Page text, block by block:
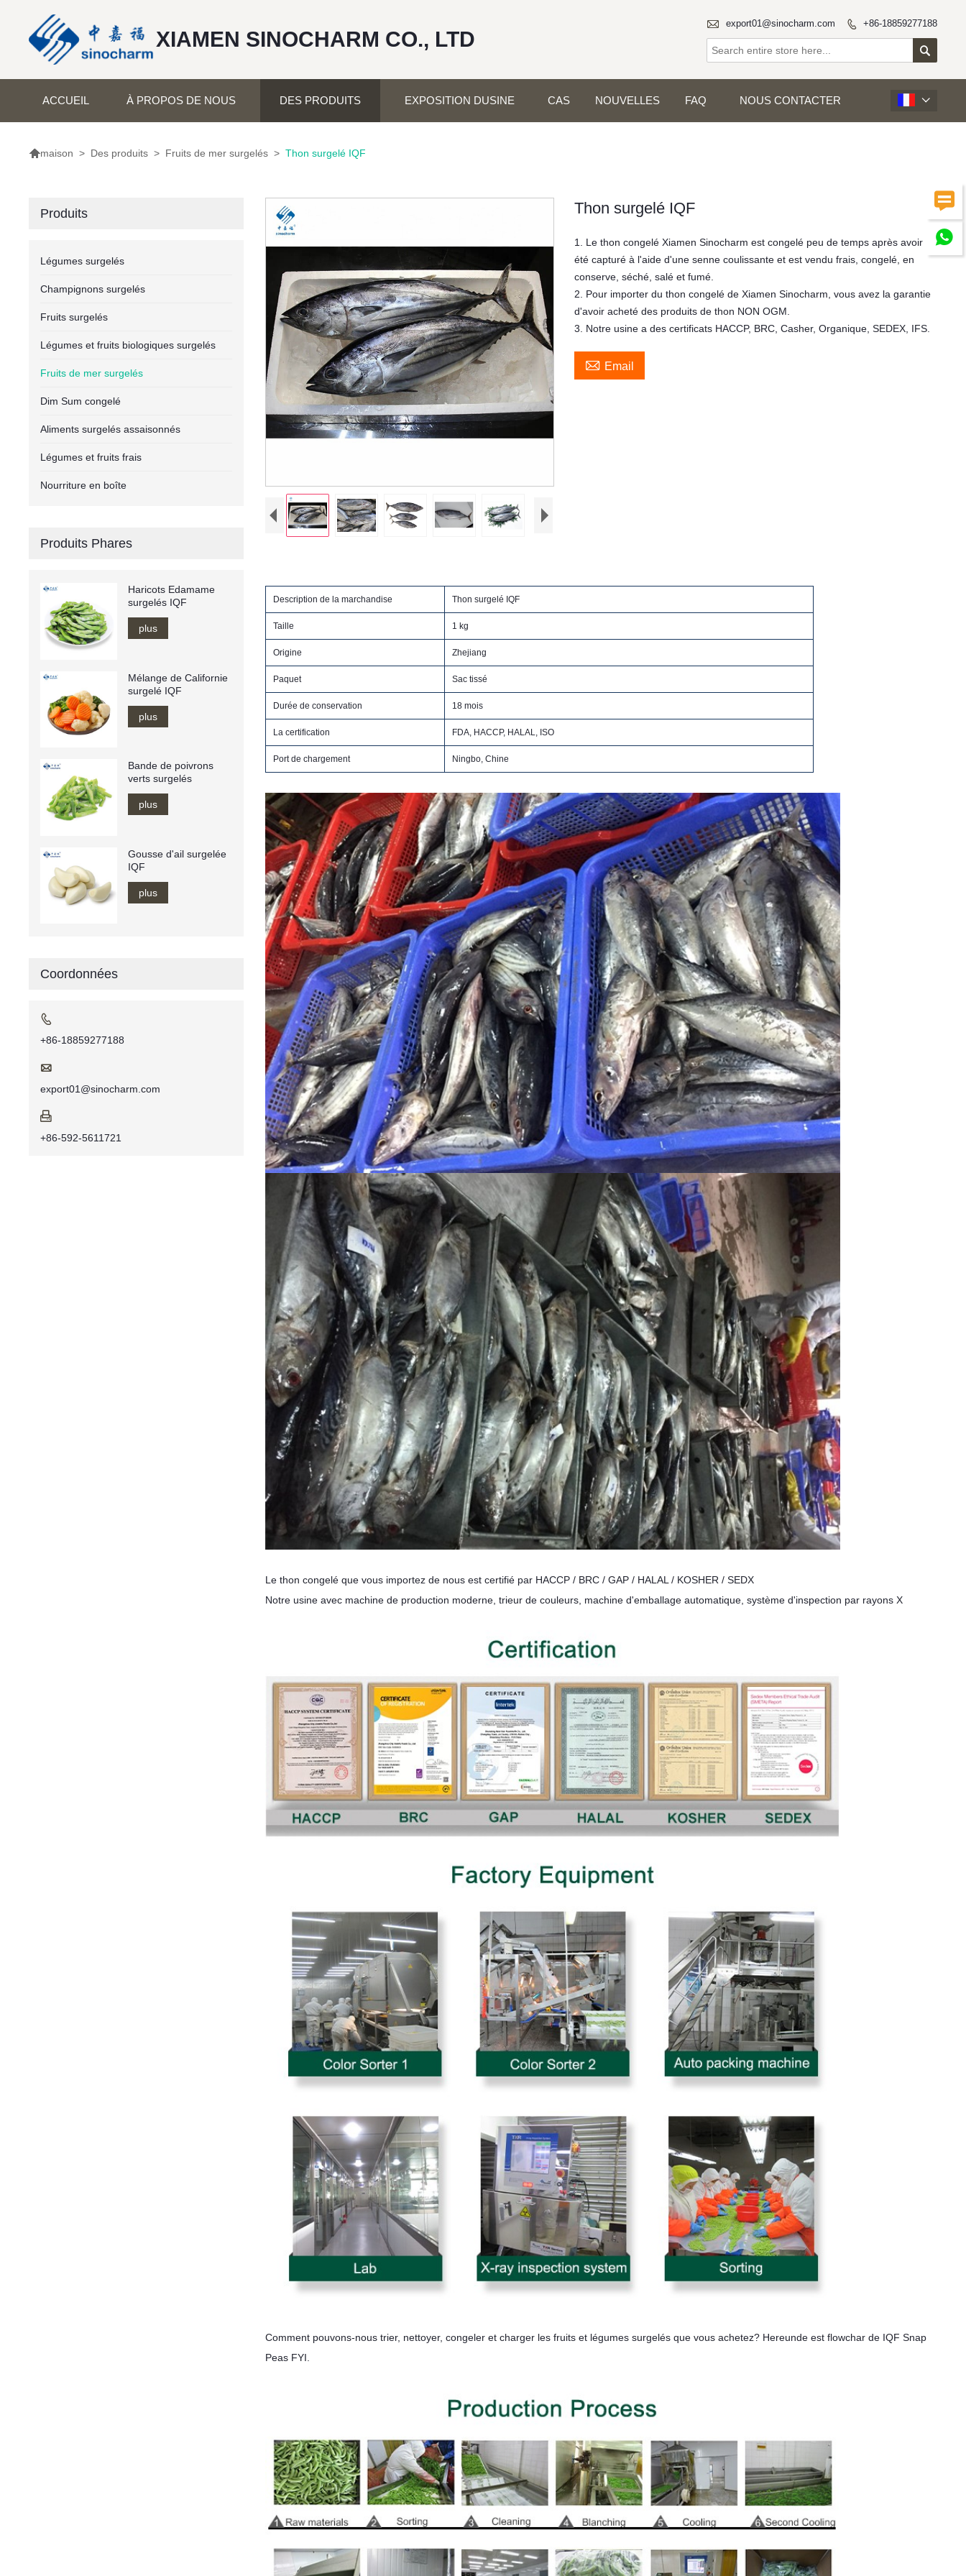


XIAMEN SINOCHARM CO., LTD
 export01@sinocharm.com  +86-18859277188

ACCUEIL À PROPOS DE NOUS DES PRODUITS EXPOSITION DUSINE CAS NOUVELLES FAQ NOUS CONTACTER 
maison > Des produits > Fruits de mer surgelés > Thon surgelé IQF
Thon surgelé IQF
1. Le thon congelé Xiamen Sinocharm est congelé peu de temps après avoir
été capturé à l'aide d'une senne coulissante et est vendu frais, congelé, en
conserve, séché, salé et fumé.
2. Pour importer du thon congelé de Xiamen Sinocharm, vous avez la garantie
d'avoir acheté des produits de thon NON OGM.
3. Notre usine a des certificats HACCP, BRC, Casher, Organique, SEDEX, IFS.
 Email
Description de la marchandise Thon surgelé IQF
Taille 1 kg
Origine Zhejiang
Paquet Sac tissé
Durée de conservation 18 mois
La certification FDA, HACCP, HALAL, ISO
Port de chargement Ningbo, Chine
Le thon congelé que vous importez de nous est certifié par HACCP / BRC / GAP / HALAL / KOSHER / SEDX
Notre usine avec machine de production moderne, trieur de couleurs, machine d'emballage automatique, système d'inspection par rayons X
Comment pouvons-nous trier, nettoyer, congeler et charger les fruits et légumes surgelés que vous achetez? Hereunde est flowchar de IQF Snap
Peas FYI.
Produits
Légumes surgelés
Champignons surgelés
Fruits surgelés
Légumes et fruits biologiques surgelés
Fruits de mer surgelés
Dim Sum congelé
Aliments surgelés assaisonnés
Légumes et fruits frais
Nourriture en boîte
Produits Phares
Haricots Edamame
surgelés IQF
plus
Mélange de Californie
surgelé IQF
plus
Bande de poivrons
verts surgelés
plus
Gousse d'ail surgelée
IQF
plus
Coordonnées

+86-18859277188

export01@sinocharm.com

+86-592-5611721